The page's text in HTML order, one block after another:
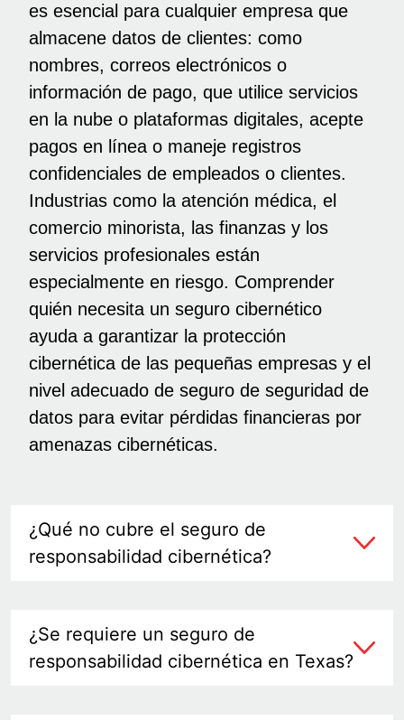
es esencial para cualquier empresa que
almacene datos de clientes: como
nombres, correos electrónicos o
información de pago, que utilice servicios
en la nube o plataformas digitales, acepte
pagos en línea o maneje registros
confidenciales de empleados o clientes.
Industrias como la atención médica, el
comercio minorista, las finanzas y los
servicios profesionales están
especialmente en riesgo. Comprender
quién necesita un seguro cibernético
ayuda a garantizar la protección
cibernética de las pequeñas empresas y el
nivel adecuado de seguro de seguridad de
datos para evitar pérdidas financieras por
amenazas cibernéticas.
¿Qué no cubre el seguro de
responsabilidad cibernética?
¿Se requiere un seguro de
responsabilidad cibernética en Texas?